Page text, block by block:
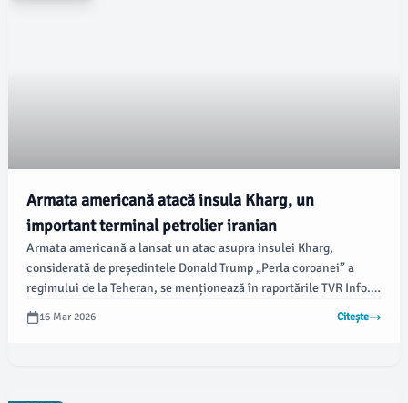
Armata americană atacă insula Kharg, un
important terminal petrolier iranian
Armata americană a lansat un atac asupra insulei Kharg,
considerată de președintele Donald Trump „Perla coroanei” a
regimului de la Teheran, se menționează în raportările TVR Info.
Această insulă, situată la 24 de kilometri de coastele Iranului,
găzduiește cel mai mare terminal petrolier al republicii islamice.
16 Mar 2026 Citește